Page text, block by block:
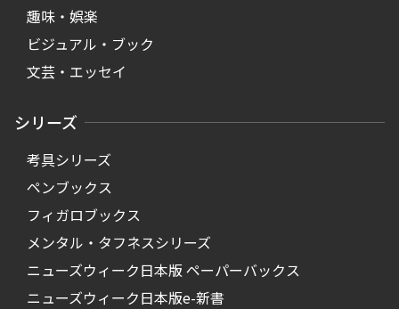
趣味・娯楽
ビジュアル・ブック
文芸・エッセイ
シリーズ
考具シリーズ
ペンブックス
フィガロブックス
メンタル・タフネスシリーズ
ニューズウィーク日本版 ペーパーバックス
ニューズウィーク日本版e-新書